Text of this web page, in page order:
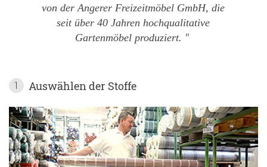
von der Angerer Freizeitmöbel GmbH, die
seit über 40 Jahren hochqualitative
Gartenmöbel produziert.
1 Auswählen der Stoffe